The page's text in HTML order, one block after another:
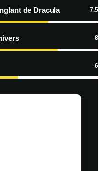
de Dracula 7.5
8
6